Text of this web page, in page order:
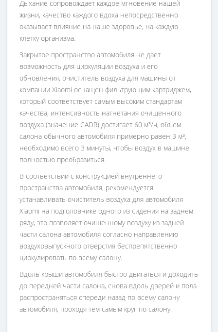
Дыхание сопровождает каждое мгновение нашей
жизни, качество каждого вдоха непосредственно
оказывает влияние на наше здоровье, на каждую
клетку организма.
Закрытое пространство автомобиля не дает
возможность для циркуляции воздуха и его
обновления, очиститель воздуха для машины от
компании Xiaomi оснащен фильтрующим картриджем,
который соответствует самым высоким стандартам
качества, интенсивность нагнетания очищенного
воздуха (значение CADR) достигает 60 м³/ч, объем
салона обычного автомобиля примерно равен 3 м³,
необходимо всего 3 минуты, чтобы воздух в машине
полностью преобразиться.
В соответствии с конструкцией внутреннего
пространства автомобиля, рекомендуется
устанавливать очиститель воздуха для автомобиля
Xiaomi на подголовнике одного из сидения на заднем
ряду, это позволяет очищенному воздуху из задней
части салона автомобиля согласно направлению
воздуховыпускного отверстия беспрепятственно
циркулировать по всему салону.
Вдоль крыши автомобиля быстро двигаться и доходить
до передней части салона, снова вдоль дверей и пола
распространяться спереди назад по всему салону
автомобиля, проходя тем самым круг по салону.